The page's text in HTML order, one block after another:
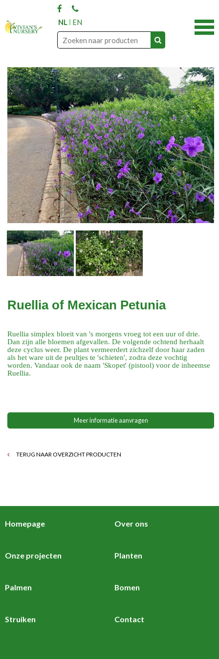
NL EN
Ruellia of Mexican Petunia
Ruellia simplex bloeit van 's morgens vroeg tot een uur of drie.
Dan zijn alle bloemen afgevallen. De volgende ochtend herhaalt
deze cyclus weer. De plant vermeerdert zichzelf door haar zaden
als het ware uit de peultjes te 'schieten', zodra deze vochtig
worden. Vandaar ook de naam 'Skopet' (pistool) voor de inheemse
Ruellia.
Meer informatie aanvragen
TERUG NAAR OVERZICHT PRODUCTEN
Homepage Over ons
Onze projecten Planten
Palmen Bomen
Struiken Contact